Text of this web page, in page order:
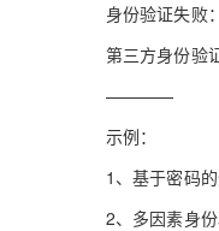
身份验证失败
第三方身份验
————
示例：
1、基于密码的
2、多因素身